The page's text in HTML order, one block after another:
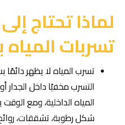
لماذا تحتاج
تسربات
تسرب المياه لا يظهر
التسرب مخفيًا داخل
المياه الداخلية، ومع
شكل رطوبة، تشققات،